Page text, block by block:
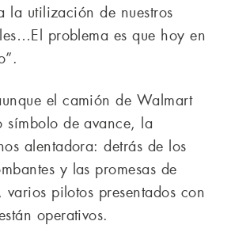
la utilización de nuestros
problema es que hoy en
el camión de Walmart
símbolo de avance, la
alentadora: detrás de los
y las promesas de
varios pilotos presentados con
operativos.